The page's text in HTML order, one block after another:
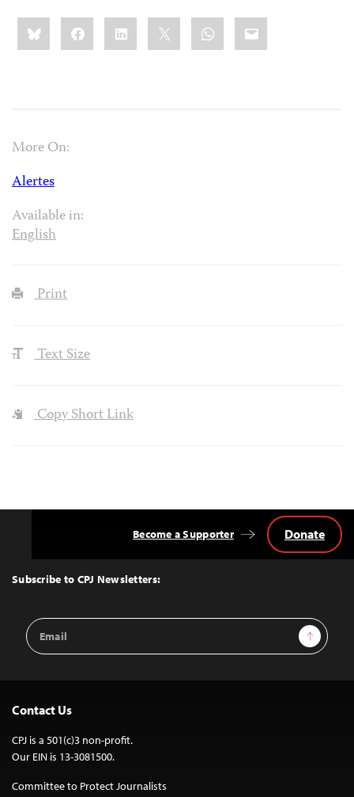
Share
this:BlueskyFacebookLinkedIn WhatsApp
Email
More On:
Alertes
Available in:
English
Print
Text Size
Copy Short Link
Top
Subscribe to CPJ Newsletters:
Email
Address
Sign Up
Become a Supporter Donate
Contact Us
CPJ is a 501(c)3 non-profit.
Our EIN is 13-3081500.
Committee to Protect Journalists